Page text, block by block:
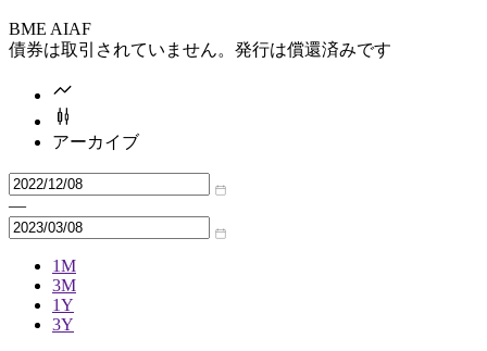
BME AIAF
債券は取引されていません。発行は償還済みです
アーカイブ
—
1M
3M
1Y
3Y